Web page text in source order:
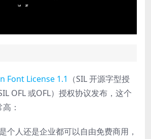
Font License 1.1 （SIL 开源字型授
OFL 或OFL）授权协议发布，这个
：
人还是企业都可以自由免费商用，